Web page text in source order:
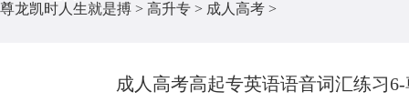
尊龙凯时人生就是搏 > 高升专 > 成人高考 >
成人高考高起专英语语音词汇练习